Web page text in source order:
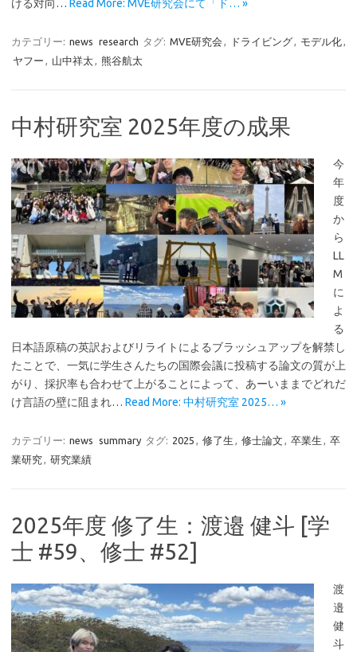
ける対向… Read More: MVE研究会にて「ド… »
カテゴリー: news research タグ: MVE研究会 , ドライビング, モデル化,
ヤフー , 山中祥太, 熊谷航太
中村研究室 2025年度の成果
今
年
度
か
ら
LL
M
に
よ
る
日本語原稿の英訳およびリライトによるブラッシュアップを解禁し
たことで、一気に学生さんたちの国際会議に投稿する論文の質が上
がり、採択率も合わせて上がることによって、あーいままでどれだ
け言語の壁に阻まれ… Read More: 中村研究室 2025… »
カテゴリー: news summary タグ: 2025 , 修了生 , 修士論文 , 卒業生 , 卒
業研究, 研究業績
2025年度 修了生：渡邉 健斗 [学
士 #59、修士 #52]
渡
邉
健
斗